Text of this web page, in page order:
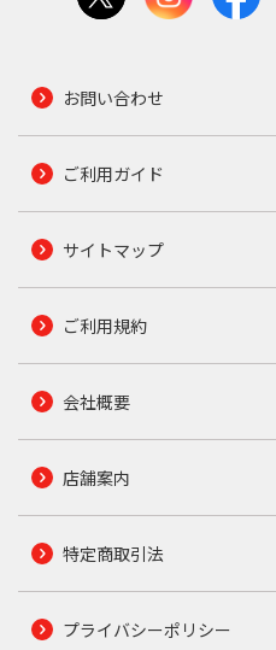
お問い合わせ
ご利用ガイド
サイトマップ
ご利用規約
会社概要
店舗案内
特定商取引法
プライバシーポリシー